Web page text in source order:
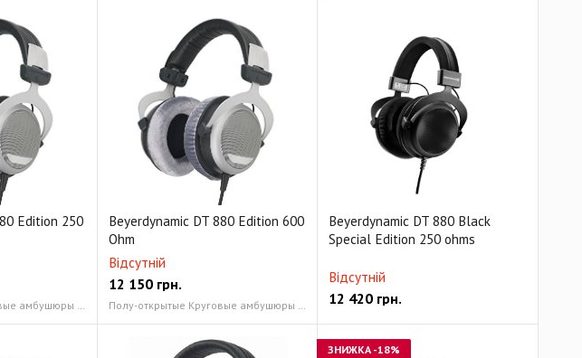
Edition 250
Beyerdynamic DT 880 Edition 600
Ohm
Відсутній
12 150грн.
Beyerdynamic DT 880 Black
Special Edition 250 ohms
Відсутній
12 420 грн.
ЗНИЖКА -18%